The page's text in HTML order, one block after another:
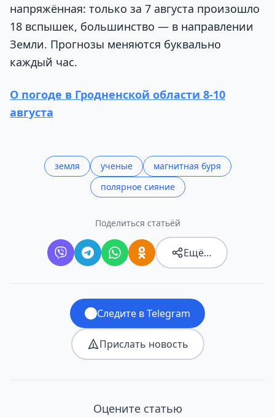
напряжённая: только за 7 августа произошло
18 вспышек, большинство — в направлении
Земли. Прогнозы меняются буквально
каждый час.
О погоде в Гродненской области 8-10
августа
земля ученые
магнитная буря
полярное сияние
Поделиться статьёй
Ещё…
Следите в Telegram
Прислать новость
Оцените статью